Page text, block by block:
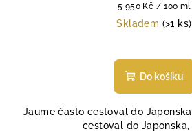
Měrná
cena:
5 950 Kč / 100 ml
Skladem (>1 ks)
produktu
z
5
Do košíku
Jaume často cestoval do
cestoval do Japonska,